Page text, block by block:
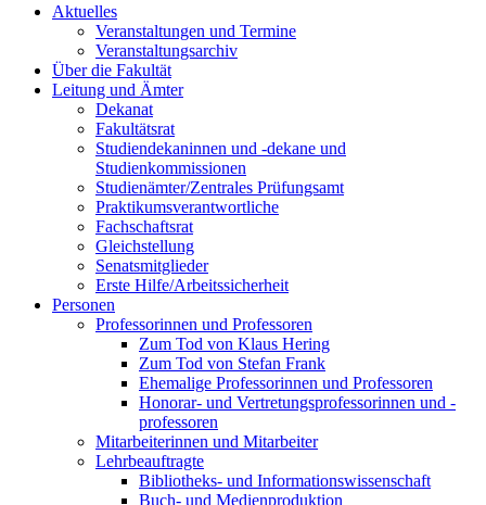
Aktuelles
Veranstaltungen und Termine
Veranstaltungsarchiv
Über die Fakultät
Leitung und Ämter
Dekanat
Fakultätsrat
Studiendekaninnen und -dekane und
Studienkommissionen
Studienämter/Zentrales Prüfungsamt
Praktikumsverantwortliche
Fachschaftsrat
Gleichstellung
Senatsmitglieder
Erste Hilfe/Arbeitssicherheit
Personen
Professorinnen und Professoren
Zum Tod von Klaus Hering
Zum Tod von Stefan Frank
Ehemalige Professorinnen und Professoren
Honorar- und Vertretungsprofessorinnen und -
professoren
Mitarbeiterinnen und Mitarbeiter
Lehrbeauftragte
Bibliotheks- und Informationswissenschaft
Buch- und Medienproduktion